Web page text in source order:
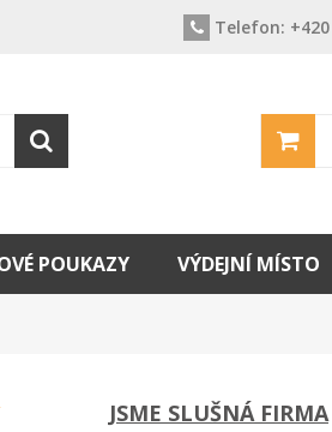
Telefon:
POUKAZY VÝDEJNÍ MÍSTO
JSME SLUŠNÁ FIRMA